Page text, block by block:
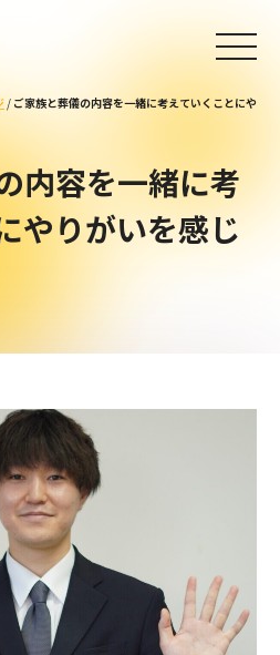
/ ご家族と葬儀の内容を一緒に考えていくことにやり
内容を一緒に考
やりがいを感じ